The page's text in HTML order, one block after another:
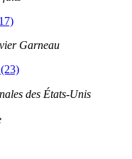
Garneau
des États-Unis